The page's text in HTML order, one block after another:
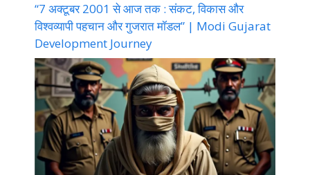
“7 अक्टूबर 2001 से आज तक : संकट, विकास और
विश्वव्यापी पहचान और गुजरात मॉडल” | Modi Gujarat
Development Journey